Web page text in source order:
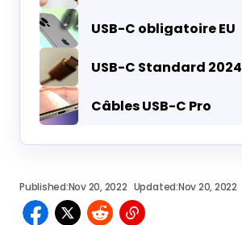
USB-C obligatoire EU
USB-C Standard 2024
Câbles USB-C Pro
Published:Nov 20, 2022 Updated:Nov 20, 2022